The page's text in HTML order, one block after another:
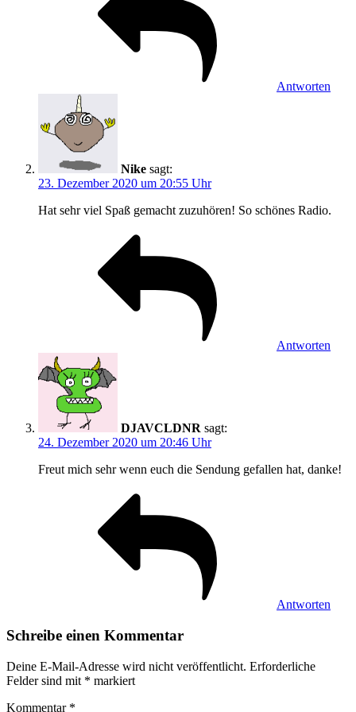
Antworten
Nike sagt:
23. Dezember 2020 um 20:55 Uhr
Hat sehr viel Spaß gemacht zuzuhören! So schönes Radio.
Antworten
DJAVCLDNR sagt:
24. Dezember 2020 um 20:46 Uhr
Freut mich sehr wenn euch die Sendung gefallen hat, danke!
Antworten
Schreibe einen Kommentar
Deine E-Mail-Adresse wird nicht veröffentlicht. Erforderliche
Felder sind mit * markiert
Kommentar *